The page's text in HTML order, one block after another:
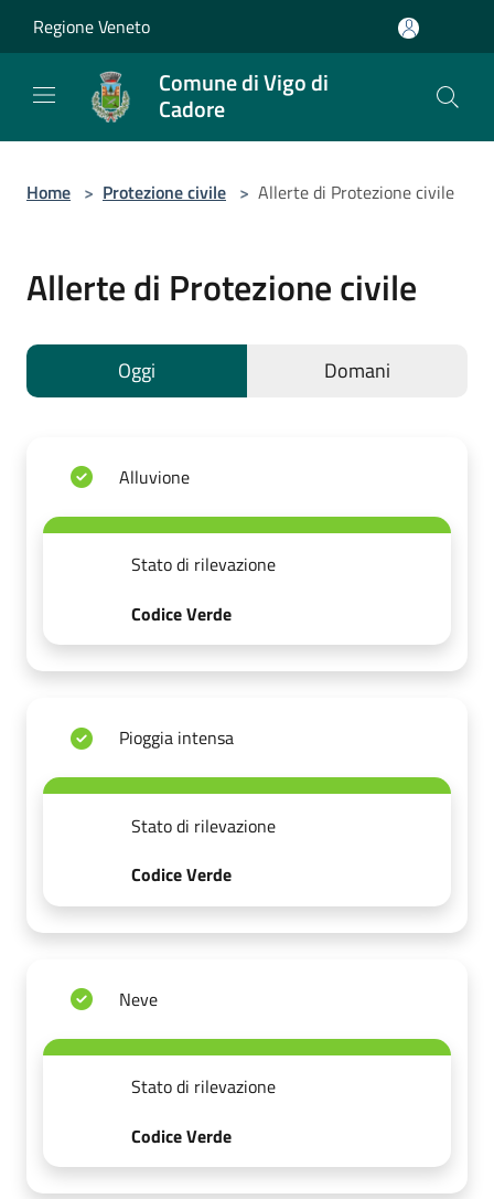
Regione Veneto
Comune di Vigo di
Cadore
Home > Protezione civile > Allerte di Protezione civile
Allerte di Protezione civile
Oggi Domani
Alluvione
Stato di rilevazione
Codice Verde
Pioggia intensa
Stato di rilevazione
Codice Verde
Neve
Stato di rilevazione
Codice Verde